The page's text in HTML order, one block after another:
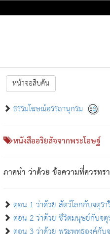
หน้าจอสืบค้น
ธรรมโฆษณ์อรรถานุกรม
หนังสืออริยสัจจากพระโอษฐ์
ภาคนำ ว่าด้วย ข้อความที่ควรทร
ตอน 1 ว่าด้วย สัตว์โลกกับจตุรา
ตอน 2 ว่าด้วย ชีวิตมนุษย์กับจตุ
มีผัสสะบังหน้า[1]ย่อมกล่าวซึ่งโรค
ใด แต่สิ่งนั้นย่อมเป็น (ตามที่เป็นจ
แล้ว มีภพโดยความเป็นอย่างอื่น
ป็นภัย (ที่เขาไม่รู้จัก) : เขากลัว
ก็เพื่อการละขาดซึ่งภพ.
วามหลุดพ้นจากภพว่ามีได้เพร
วความออกไปได้จากภพ ว่ามีได้เ
วง.
วง ความเกิดขึ้นแห่งทุกข์จึงไม่มี.